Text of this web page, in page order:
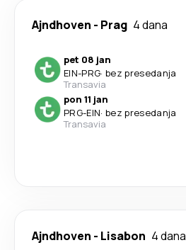
Ajndhoven - Prag 4 dana
pet 08 jan
EIN-PRG· bez presedanja
Transavia
pon 11 jan
PRG-EIN· bez presedanja
Transavia
Ajndhoven - Lisabon 4 dana